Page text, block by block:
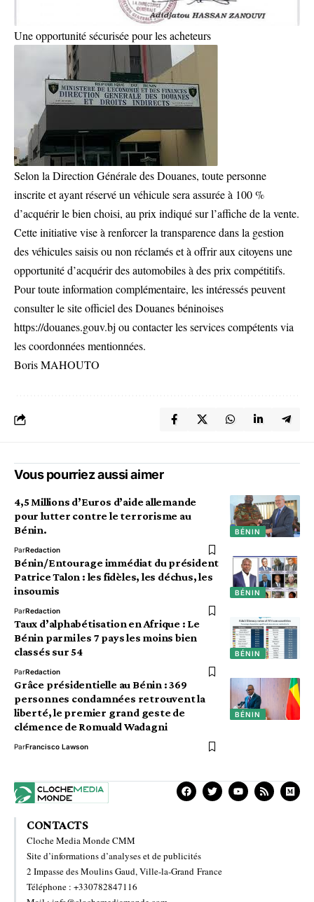
Une opportunité sécurisée pour les acheteurs
Selon la Direction Générale des Douanes, toute personne
inscrite et ayant réservé un véhicule sera assurée à 100 %
d’acquérir le bien choisi, au prix indiqué sur l’affiche de la vente.
Cette initiative vise à renforcer la transparence dans la gestion
des véhicules saisis ou non réclamés et à offrir aux citoyens une
opportunité d’acquérir des automobiles à des prix compétitifs.
Pour toute information complémentaire, les intéressés peuvent
consulter le site officiel des Douanes béninoises
https://douanes.gouv.bj ou contacter les services compétents via
les coordonnées mentionnées.
Boris MAHOUTO
Vous pourriez aussi aimer
BÉNIN
4,5 Millions d’Euros d’aide allemande
pour lutter contre le terrorisme au
Bénin.
ParRedaction
BÉNIN
Bénin/Entourage immédiat du président
Patrice Talon : les fidèles, les déchus, les
insoumis
ParRedaction
BÉNIN
Taux d’alphabétisation en Afrique : Le
Bénin parmi les 7 pays les moins bien
classés sur 54
ParRedaction
BÉNIN
Grâce présidentielle au Bénin : 369
personnes condamnées retrouvent la
liberté, le premier grand geste de
clémence de Romuald Wadagni
ParFrancisco Lawson
CONTACTS
Cloche Media Monde CMM
Site d’informations d’analyses et de publicités
2 Impasse des Moulins Gaud, Ville-la-Grand France
Téléphone : +330782847116